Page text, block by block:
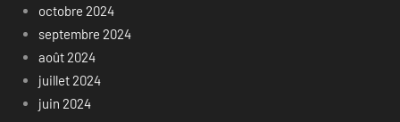
octobre 2024
septembre 2024
août 2024
juillet 2024
juin 2024